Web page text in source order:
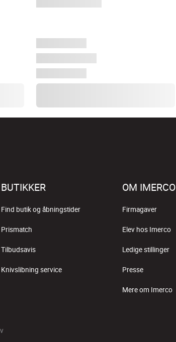
BUTIKKER
Find butik og åbningstider
Prismatch
Tilbudsavis
Knivslibning service
OM IMERCO
Firmagaver
Elev hos Imerco
Ledige stillinger
Presse
Mere om Imerco